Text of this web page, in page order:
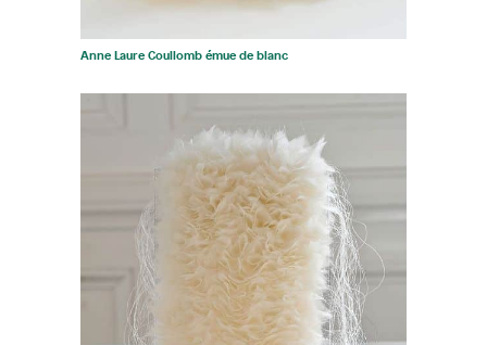
Anne Laure Coullomb émue de blanc